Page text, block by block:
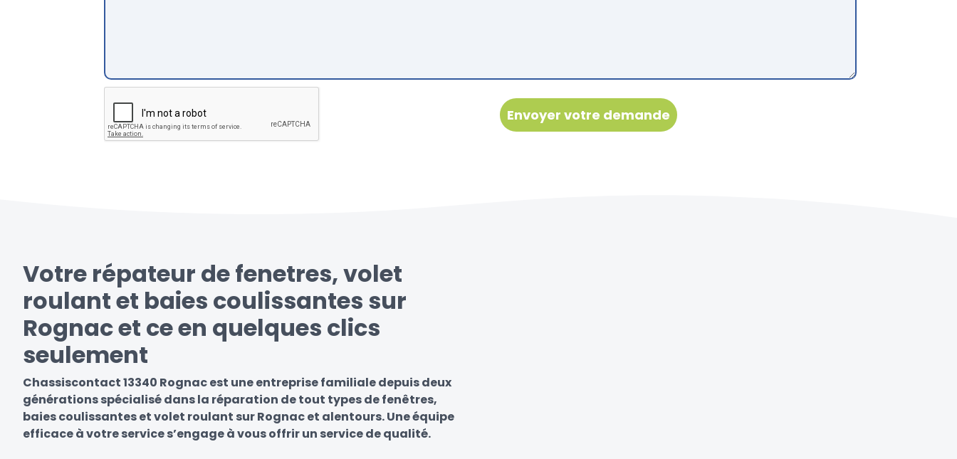
Votre répateur de fenetres, volet
roulant et baies coulissantes sur
Rognac et ce en quelques clics
seulement
Chassiscontact 13340 Rognac est une entreprise familiale depuis deux
générations spécialisé dans la réparation de tout types de fenêtres,
baies coulissantes et volet roulant sur Rognac et alentours. Une équipe
efficace à votre service s’engage à vous offrir un service de qualité.